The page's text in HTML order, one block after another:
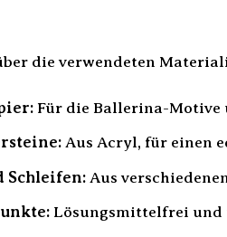
die verwendeten
Für die Ballerina-Motive
Aus Acryl, für einen
Schleifen:Aus
Lösungsmittelfrei und